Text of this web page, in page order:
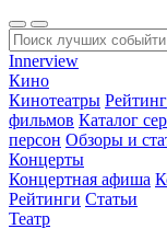
Innerview
Кино
Кинотеатры
фильмов Каталог
персон Обзоры и
Концерты
Концертная афиша
Рейтинги Статьи
Театр